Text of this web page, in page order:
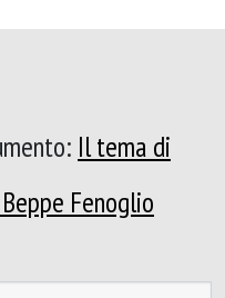
Il tema di
Fenoglio